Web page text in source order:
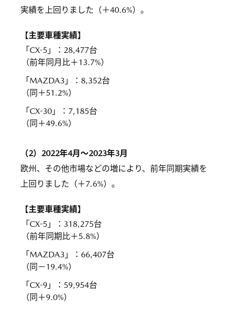
実績を上回りました（＋40.6%）。
【主要車種実績】
「CX-5」
： 28,477台
（前年同月比＋13.7%）
「MAZDA3」
： 8,352台
（同＋51.2%）
「CX-30」
： 7,185台
（同＋49.6%）
（2）2022年4月～2023年3月
欧州、その他市場などの増により、前年同期実績を
上回りました（＋7.6%）。
【主要車種実績】
「CX-5」
： 318,275台
（前年同期比＋5.8%）
「MAZDA3」
： 66,407台
（同－19.4%）
「CX-9」
： 59,954台
（同＋9.0%）